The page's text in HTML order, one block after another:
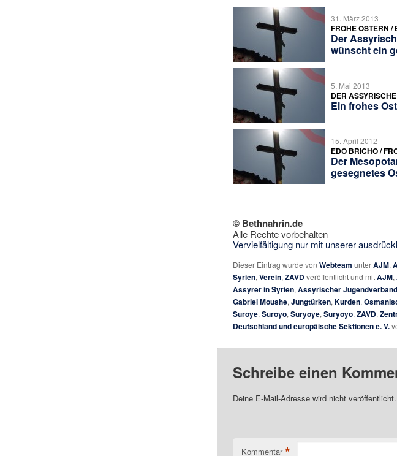
31. März 2013
FROHE OSTERN
Der
wünscht ein
5. Mai 2013
DER
Ein frohes
15. April 2012
EDO BRICHO /
Der
gesegnetes
© Bethnahrin.de
Alle Rechte vorbehalten
Vervielfältigung nur mit unserer
Dieser Eintrag wurde von Webteam unterAJM,
Syrien, Verein, ZAVDveröffentlicht und mitAJM,
Assyrer in Syrien, Assyrischer
Gabriel Moushe, Jungtürken, Kurden,
Suroye, Suroyo, Suryoye, Suryoyo, ZAVD,
Deutschland und europäische Sektionen e. V.
Schreibe einen
Deine E-Mail-Adresse wird nicht veröffentlicht.
Kommentar *